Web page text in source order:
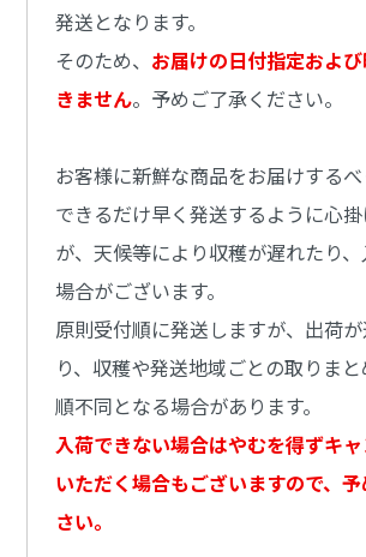
発送となります。
そのため、 お届けの日付指定およ
きません。予めご了承ください。
お客様に新鮮な商品をお届けする
できるだけ早く発送するように心
が、天候等により収穫が遅れたり
場合がございます。
原則受付順に発送しますが、出荷
り、収穫や発送地域ごとの取りま
順不同となる場合があります。
入荷できない場合はやむを得ずキ
いただく場合もございますので、
さい。